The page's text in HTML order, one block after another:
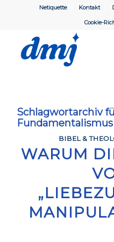
Netiquette Kontakt
Cookie-
Schlagwortarchiv
Fundamentalismus
BIBEL &
WARUM